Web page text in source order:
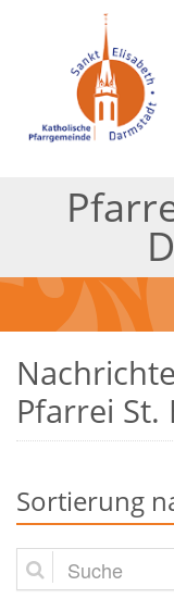
Pfarrei St.
Sortierung
Suche